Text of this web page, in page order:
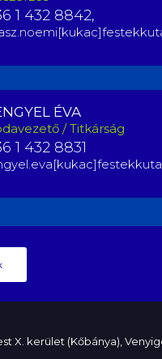
1 432 8842,
ÉVA
/ Titkárság
1 432 8831
X. kerület (Kőbánya),